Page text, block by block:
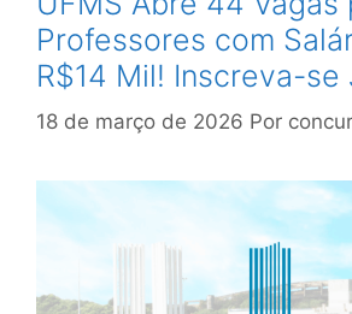
Professores com
R$14 Mil! Inscreva-se
18 de março de 2026 Por